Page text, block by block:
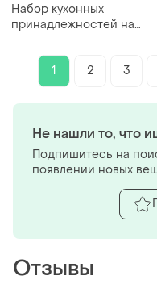
Набор кухонных
принадлежностей на
аксессуары бежевый с
черной ручкой yrur4
1
2 3
Отзывы
Не нашли то, что
Подпишитесь на
появлении новых